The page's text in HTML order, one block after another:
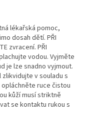
lékařská pomoc,
dosah dětí. PŘI
zvracení. PŘI
vodou. Vyjměte
je lze snadno vyjmout.
v souladu s
ruce čistou
kůží musí striktně
se kontaktu rukou s